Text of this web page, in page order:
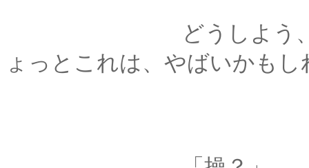
どうしよう、気づい
ょっとこれは、やばいかもし